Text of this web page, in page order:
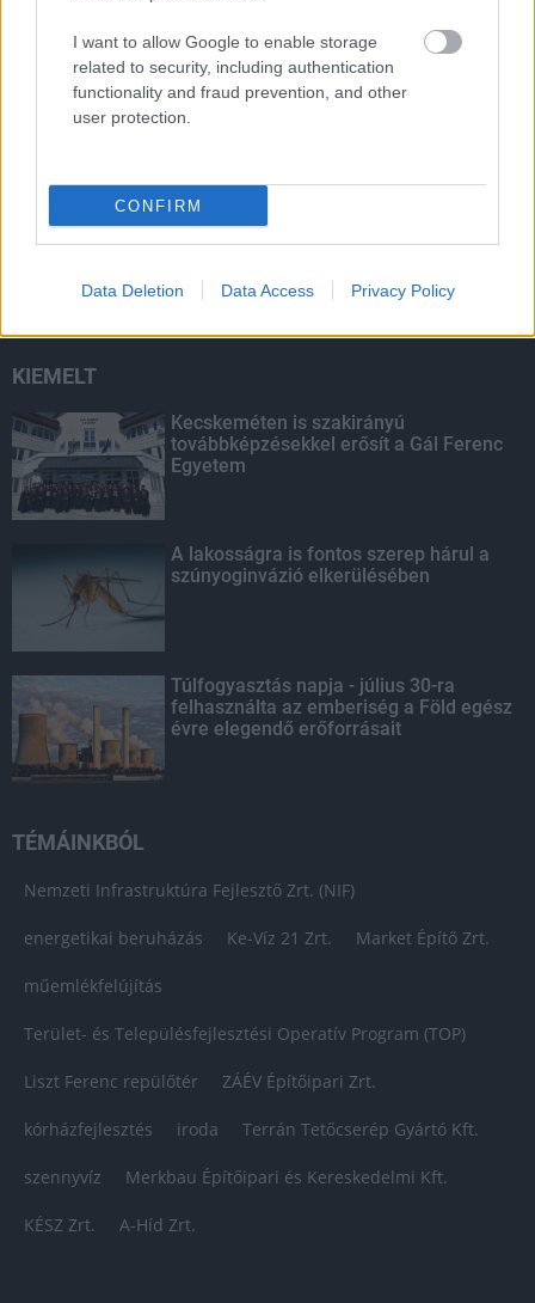
I want to allow Google to enable storage
related to security, including authentication
functionality and fraud prevention, and other
user protection.
CONFIRM
Data Deletion Data Access Privacy Policy
Paks II.: Mit jelent az 5. blokk új
mérföldköve a felülvizsgálat
árnyékában?
Amire többmillióan vártunk: szombattól
másodfokúra csökken a riasztás
KIEMELT
Kecskeméten is szakirányú
továbbképzésekkel erősít a Gál Ferenc
Egyetem
A lakosságra is fontos szerep hárul a
szúnyoginvázió elkerülésében
Túlfogyasztás napja - július 30-ra
felhasználta az emberiség a Föld egész
évre elegendő erőforrásait
TÉMÁINKBÓL
Nemzeti Infrastruktúra Fejlesztő Zrt. (NIF)
energetikai beruházás Ke-Víz 21 Zrt. Market Építő Zrt.
műemlékfelújítás
Terület- és Településfejlesztési Operatív Program (TOP)
Liszt Ferenc repülőtér ZÁÉV Építőipari Zrt.
kórházfejlesztés iroda Terrán Tetőcserép Gyártó Kft.
szennyvíz Merkbau Építőipari és Kereskedelmi Kft.
KÉSZ Zrt. A-Híd Zrt.